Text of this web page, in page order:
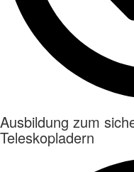
Ausbildung zum
Teleskopladern